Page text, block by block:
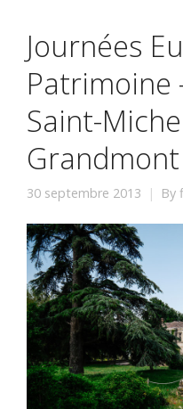
Journées
Patrimoine
Saint-
Grandmont
30 septembre 2013 By